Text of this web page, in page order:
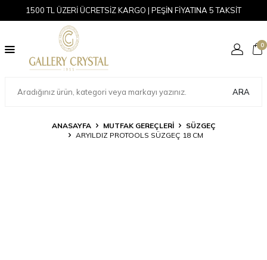
1500 TL ÜZERİ ÜCRETSİZ KARGO | PEŞİN FİYATINA 5 TAKSİT
ARA
0
ANASAYFA MUTFAK GEREÇLERİ
SÜZGEÇ
ARYILDIZ PROTOOLS SÜZGEÇ 18 CM